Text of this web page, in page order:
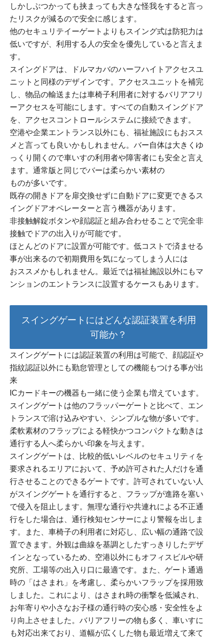
しかしぶつかっても挟まっても大きな怪我をすると言っ
たリスクが減るので安全に感じます。
他のセキュリテイーゲートよりもスイング式は防犯力は
低いですが、利用する人の安全を優先していると言えま
す。
スイングドアは、ドルマカバのハーフハイトアクセスユ
ニットと同様のデザインです。アクセスユニットを補完
し、物品の輸送または車椅子利用者に対するバリアフリ
ーアクセスを可能にします。すべての自動スイングドア
を、アクセスコントロールシステムに接続できます。
空港や企業エントランス以外にも、福祉施設にもおスス
メと言っても良いかもしれません。バー自体は大きくゆ
っくり開くので車いすの利用者や障害者にも安全と言え
ます。通常版と同じでバーは柔らかい素材の
ものが多いです。
既存の開きドアを扉交換せずに自動ドアに変更できるス
イングドアオペレーターと言う機器があります。
非接触解錠ボタンや顔認証と組み合わせることで完全非
接触でドアの出入りが可能です。
ほとんどのドアに設置が可能です。低コストで済ませる
事が出来るので初期費用を気になってしまう人には
おススメかもしれません。最近では福祉施設以外にもマ
ンションのエントランスに設置するケースもあります。
スイングゲートにはどんな認証装置を利用
可能か？
スイングゲートには認証装置の利用は可能で、顔認証や
指紋認証以外にも勤怠管理としての機能もつける事が出
来
ICカードキーの機器も一緒に使う企業も増えています。
スイングゲートは他のフラッパーゲートと比べて、エン
トランスで溶け込みやすい、シンプルな物が多いです。
柔軟素材のフラップによる軽快かつコンパクトな動きは
通行する人へ柔らかい印象を与えます。
スイングゲートは、比較的低いレベルのセキュリティを
要求されるエリアにおいて、予め許可された人だけを通
行させることのできるゲートです。許可されていない人
がスイングゲートを通行すると、フラップが進路を塞い
で侵入を阻止します。無理な通行や共連れによる不正通
行をした場合は、通行検知センサーにより警報を出しま
す。また、車椅子の利用者に対応し、広い幅の通路で設
置できます。外観は曲線を基調としたすっきりしたデザ
インとなっているため、空港以外にもオフィスビルや研
究所、工場等の出入り口に最適です。また、ゲート通過
時の「はさまれ」を考慮し、柔らかいフラップを採用致
しました。これにより、はさまれ時の衝撃を低減され、
お年寄りや小さなお子様の通行時の安心感・安全性をよ
り向上させました。バリアフリーの物も多く、車いすに
も対応出来ており、道幅が広くした物も最近増えて来て